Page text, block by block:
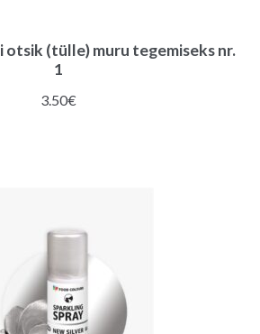
otsik (tülle) muru tegemiseks nr.
1
3.50€